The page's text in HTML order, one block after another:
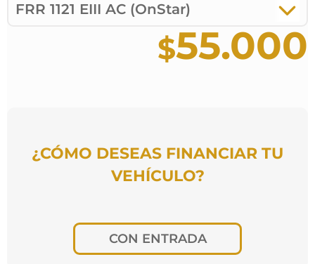
FRR 1121 EIII AC (OnStar)
55.000
¿CÓMO DESEAS FINANCIAR TU
VEHÍCULO?
CON ENTRADA
¿Por cuántos meses deseas pagar?